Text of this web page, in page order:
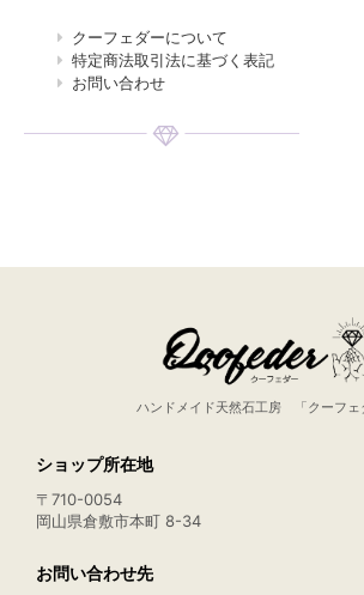
クーフェダーについて
特定商法取引法に基づく表記
お問い合わせ
ハンドメイド天然石工房 「クーフェ
ショップ所在地
〒710-0054
岡山県倉敷市本町 8-34
お問い合わせ先